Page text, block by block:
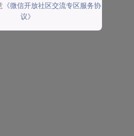
《微信开放社区交流专区服务协
议》